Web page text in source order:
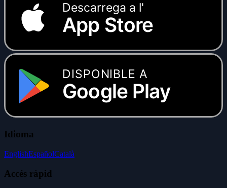
Descarrega a l'
App Store
DISPONIBLE A
Google Play
Idioma
EnglishEspañolCatalà
Accés ràpid